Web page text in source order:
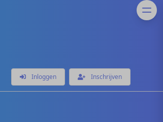
Inloggen Inschrijven